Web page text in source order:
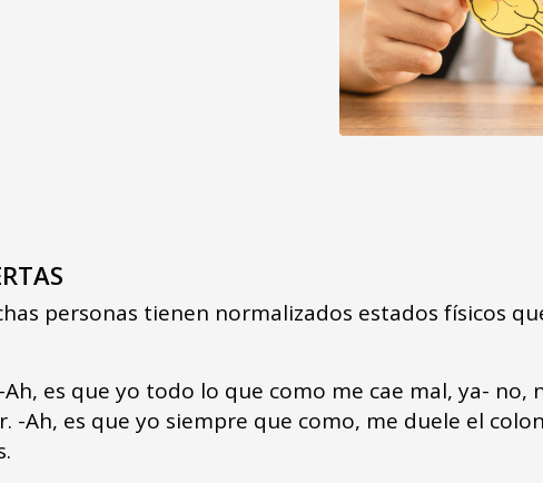
personas tienen normalizados estados físicos
es que yo todo lo que como me cae mal, ya- no,
-Ah, es que yo siempre que como, me duele el